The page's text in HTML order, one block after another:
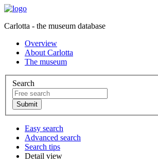
Carlotta - the museum database
Overview
About Carlotta
The museum
Search
Easy search
Advanced search
Search tips
Detail view